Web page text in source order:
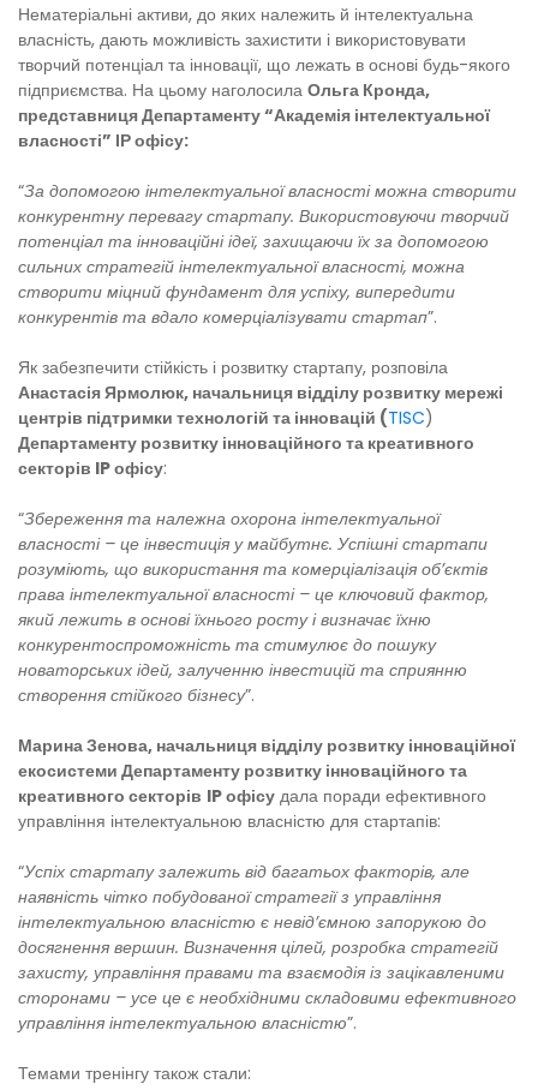
Нематеріальні активи, до яких належить й інтелектуальна
власність, дають можливість захистити і використовувати
творчий потенціал та інновації, що лежать в основі будь-якого
підприємства. На цьому наголосила Ольга Кронда,
представниця Департаменту “Академія інтелектуальної
власності” ІР офісу:
“За допомогою інтелектуальної власності можна створити
конкурентну перевагу стартапу. Використовуючи творчий
потенціал та інноваційні ідеї, захищаючи їх за допомогою
сильних стратегій інтелектуальної власності, можна
створити міцний фундамент для успіху, випередити
конкурентів та вдало комерціалізувати стартап”.
Як забезпечити стійкість і розвитку стартапу, розповіла
Анастасія Ярмолюк, начальниця відділу розвитку мережі
центрів підтримки технологій та інновацій (TISC)
Департаменту розвитку інноваційного та креативного
секторів IP офісу:
“Збереження та належна охорона інтелектуальної
власності – це інвестиція у майбутнє. Успішні стартапи
розуміють, що використання та комерціалізація об’єктів
права інтелектуальної власності – це ключовий фактор,
який лежить в основі їхнього росту і визначає їхню
конкурентоспроможність та стимулює до пошуку
новаторських ідей, залученню інвестицій та сприянню
створення стійкого бізнесу”.
Марина Зенова, начальниця відділу розвитку інноваційної
екосистеми Департаменту розвитку інноваційного та
креативного секторів IP офісу дала поради ефективного
управління інтелектуальною власністю для стартапів:
“Успіх стартапу залежить від багатьох факторів, але
наявність чітко побудованої стратегії з управління
інтелектуальною власністю є невід’ємною запорукою до
досягнення вершин. Визначення цілей, розробка стратегій
захисту, управління правами та взаємодія із зацікавленими
сторонами – усе це є необхідними складовими ефективного
управління інтелектуальною власністю”.
Темами тренінгу також стали: